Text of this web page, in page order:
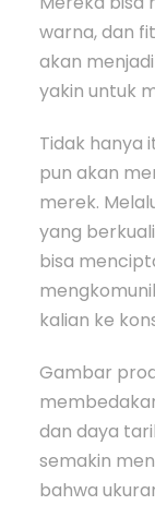
warna, dan
akan
yakin untuk
Tidak hanya
pun akan
merek.
yang
bisa
kalian ke
Gambar
dan daya
semakin
bahwa